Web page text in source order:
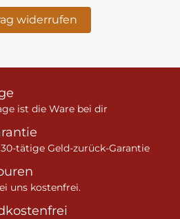
widerrufen
ist die Ware bei dir
tätige Geld-zurück-Garantie
uns kostenfrei.